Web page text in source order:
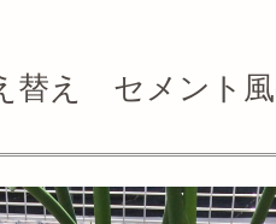
替え セメント